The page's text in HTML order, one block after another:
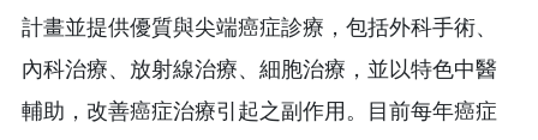
計畫並提供優質與尖端癌症診療，包括外科手術、
內科治療、放射線治療、細胞治療，並以特色中醫
輔助，改善癌症治療引起之副作用。目前每年癌症